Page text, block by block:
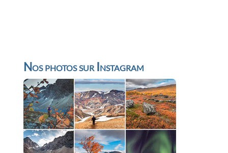
Nos photos sur Instagram